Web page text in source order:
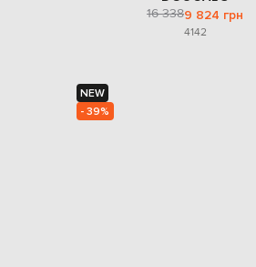
16 3389 824 грн
4142
NEW
- 39%